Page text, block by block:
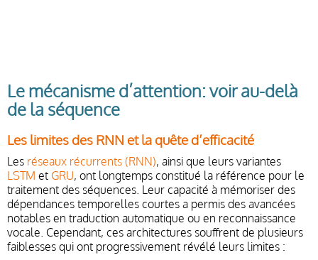
Le mécanisme d’attention: voir au-delà
de la séquence
Les limites des RNN et la quête d’efficacité
Les réseaux récurrents (RNN), ainsi que leurs variantes
LSTM et GRU, ont longtemps constitué la référence pour le
traitement des séquences. Leur capacité à mémoriser des
dépendances temporelles courtes a permis des avancées
notables en traduction automatique ou en reconnaissance
vocale. Cependant, ces architectures souffrent de plusieurs
faiblesses qui ont progressivement révélé leurs limites :